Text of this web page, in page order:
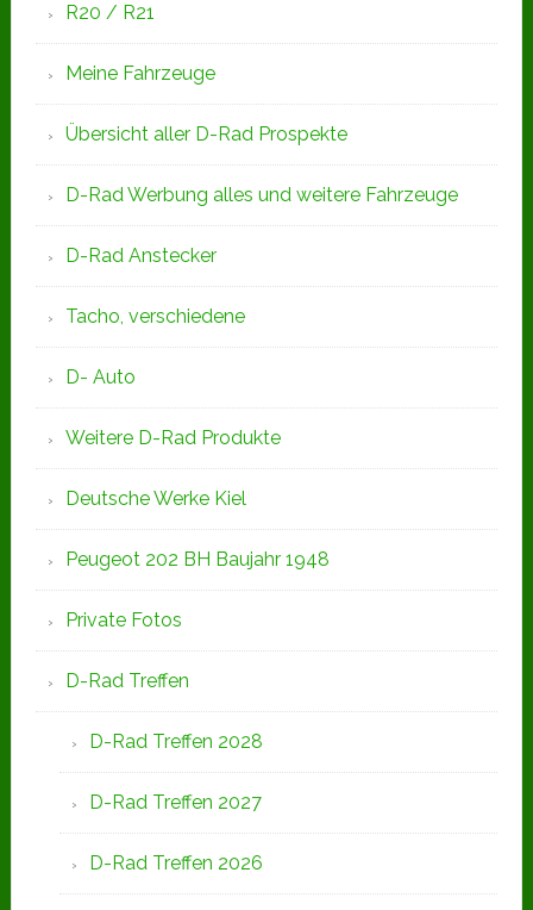
R20 / R21
Meine Fahrzeuge
Übersicht aller D-Rad Prospekte
D-Rad Werbung alles und weitere Fahrzeuge
D-Rad Anstecker
Tacho, verschiedene
D- Auto
Weitere D-Rad Produkte
Deutsche Werke Kiel
Peugeot 202 BH Baujahr 1948
Private Fotos
D-Rad Treffen
D-Rad Treffen 2028
D-Rad Treffen 2027
D-Rad Treffen 2026